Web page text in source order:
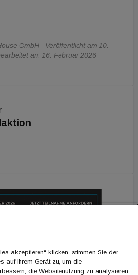
GmbH - Veröffentlicht am 10.
am 16. Februar 2026
akzeptieren“ klicken, stimmen Sie der
auf Ihrem Gerät zu, um die
die Websitenutzung zu analysieren